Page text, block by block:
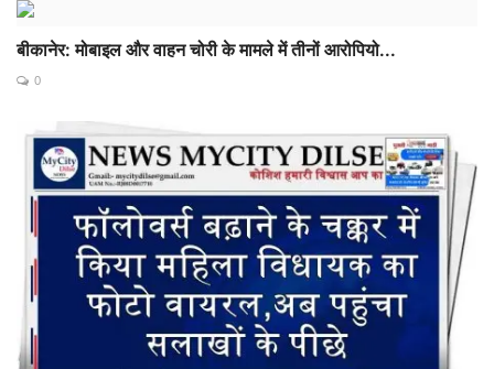
बीकानेर: मोबाइल और वाहन चोरी के मामले में तीनों आरोपियो...
0